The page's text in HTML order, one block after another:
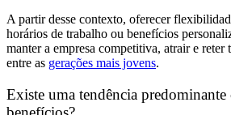
A partir desse contexto, oferecer
horários de trabalho ou benefícios
manter a empresa competitiva, atrair e reter
entre as gerações mais jovens.
Existe uma tendência